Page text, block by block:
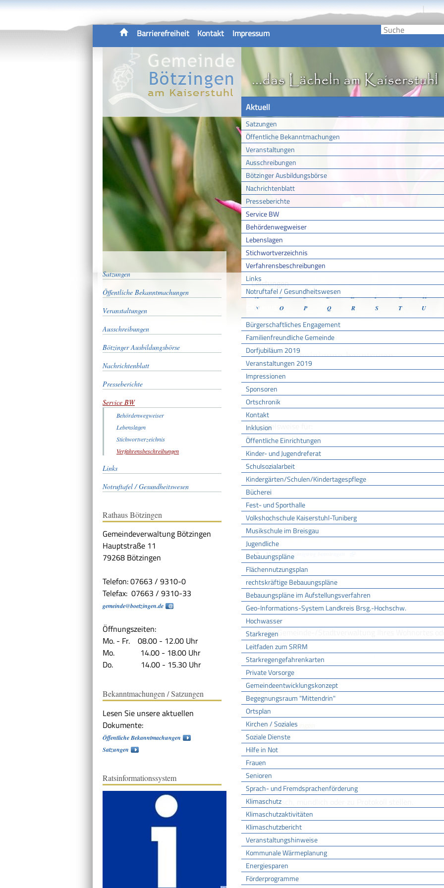
Barrierefreiheit Kontakt Impressum
Aktuell
Satzungen
Öffentliche Bekanntmachungen
Veranstaltungen
Ausschreibungen
Bötzinger Ausbildungsbörse
Nachrichtenblatt
Presseberichte
Service BW
Behördenwegweiser
Lebenslagen
Stichwortverzeichnis
Verfahrensbeschreibungen
Links
Notruftafel / Gesundheitswesen
Gemeinde
Bürgerschaftliches Engagement
Familienfreundliche Gemeinde
Dorfjubiläum 2019
Veranstaltungen 2019
Impressionen
Sponsoren
Ortschronik
Kontakt
Inklusion
Öffentliche Einrichtungen
Kinder- und Jugendreferat
Schulsozialarbeit
Kindergärten/Schulen/Kindertagespflege
Bücherei
Fest- und Sporthalle
Volkshochschule Kaiserstuhl-Tuniberg
Musikschule im Breisgau
Jugendliche
Bebauungspläne
Flächennutzungsplan
rechtskräftige Bebauungspläne
Bebauungspläne im Aufstellungsverfahren
Geo-Informations-System Landkreis Brsg.-Hochschw.
Hochwasser
Starkregen
Leitfaden zum SRRM
Starkregengefahrenkarten
Private Vorsorge
Gemeindeentwicklungskonzept
Begegnungsraum "Mittendrin"
Ortsplan
Kirchen / Soziales
Soziale Dienste
Hilfe in Not
Frauen
Senioren
Sprach- und Fremdsprachenförderung
Klimaschutz
Klimaschutzaktivitäten
Klimaschutzbericht
Veranstaltungshinweise
Kommunale Wärmeplanung
Energiesparen
Förderprogramme
Satzungen
Öffentliche Bekanntmachungen
Veranstaltungen
Ausschreibungen
Bötzinger Ausbildungsbörse
Nachrichtenblatt
Presseberichte
Service BW
Behördenwegweiser
Lebenslagen
Stichwortverzeichnis
Verfahrensbeschreibungen
Links
Notruftafel / Gesundheitswesen
Rathaus Bötzingen
Gemeindeverwaltung Bötzingen
Hauptstraße 11
79268 Bötzingen
Telefon: 07663 / 9310-0
Telefax: 07663 / 9310-33
gemeinde@boetzingen.de
Öffnungszeiten:
Mo. - Fr. 08.00 - 12.00 Uhr
Mo. 14.00 - 18.00 Uhr
Do. 14.00 - 15.30 Uhr
Bekanntmachungen / Satzungen
Lesen Sie unsere aktuellen
Dokumente:
Öffentliche Bekanntmachungen
Satzungen
Ratsinformationssystem
Sie sind hier:Startseite /Aktuell /Service BW /
Leistungen
A B C D E F G H
N
O P Q R S T U
Meldebescheinigung beantragen
Mit der Meldebescheinigung können Sie gegenüber
Wohnung gemeldet zu sein. Es gibt verschiedene
eine Meldebescheinigung vorlegen müssen,
beispielsweise für:
Aufgebot beim Standesamt
Zulassungsstelle
Banken
Rentenversicherer.
Die Meldebescheinigung gibt Auskunft über Ihre im
beispielsweise Familienname, Vornamen, Geburtsdatum,
ONLINEANTRAG UND FORMULARE
Meldebescheinigung beantragen
ZUSTÄNDIGE STELLE
die Meldebehörde Ihres Wohnorts
Meldebehörde ist
die Gemeinde-/Stadtverwaltung Ihres Wohnortes oder
die Verwaltungsgemeinschaft oder die Gemeinde, die
für Ihre Wohnortgemeinde erfüllt.
Bürgerbüro [Gemeinde Bötzingen]
LEISTUNGSDETAILS
Voraussetzungen
keine
Verfahrensablauf
Sie müssen die Meldebescheinigung bei der zuständigen
an keine bestimmte Form gebunden. Sie können ihn
elektronisch, mündlich oder zu Protokoll stellen.
Fristen
keine
Erforderliche Unterlagen